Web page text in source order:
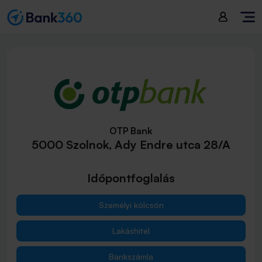
OTP Bank
5000 Szolnok, Ady Endre utca 28/A
Időpontfoglalás
Személyi kölcsön
Lakáshitel
Bankszámla